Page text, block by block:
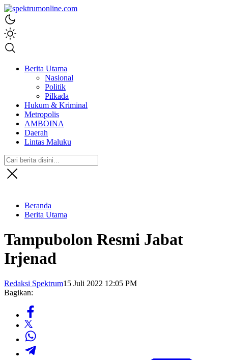
spektrumonline.com
Berita Utama
Nasional
Politik
Pilkada
Hukum & Kriminal
Metropolis
AMBOINA
Daerah
Lintas Maluku
Beranda
Berita Utama
Tampubolon Resmi Jabat
Irjenad
Redaksi Spektrum15 Juli 2022 12:05 PM
Bagikan: